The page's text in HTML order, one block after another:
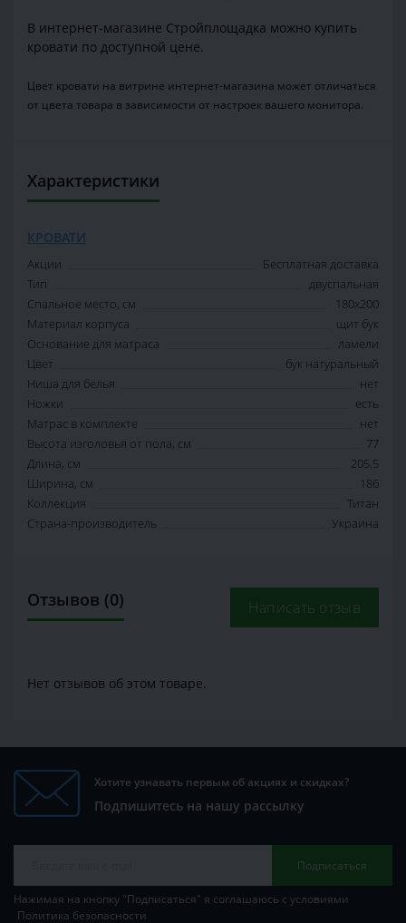
В интернет-магазине Стройплощадка можно купить
кровати по доступной цене.
Цвет кровати на витрине интернет-магазина может отличаться
от цвета товара в зависимости от настроек вашего монитора.
Характеристики
КРОВАТИ
Акции
Бесплатная доставка
Тип
двуспальная
Спальное место, см
180х200
Материал корпуса
щит бук
Основание для матраса
ламели
Цвет
бук натуральный
Ниша для белья
нет
Ножки
есть
Матрас в комплекте
нет
Высота изголовья от пола, см
77
Длина, см
205.5
Ширина, см
186
Коллекция
Титан
Страна-производитель
Украина
Отзывов (0) Написать отзыв
Нет отзывов об этом товаре.
Хотите узнавать первым об акциях и скидках?
Подпишитесь на нашу рассылку
Подписаться
Нажимая на кнопку "Подписаться" я соглашаюсь с условиями
Политика безопасности